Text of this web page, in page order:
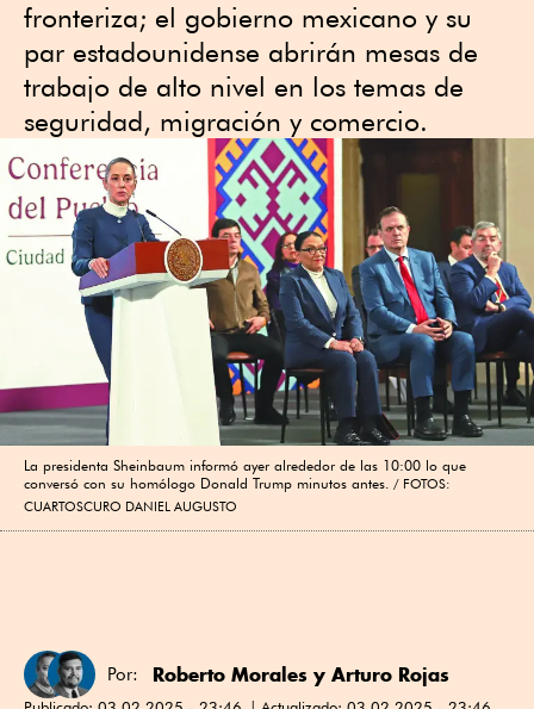
fronteriza; el gobierno mexicano y su
par estadounidense abrirán mesas de
trabajo de alto nivel en los temas de
seguridad, migración y comercio.
La presidenta Sheinbaum informó ayer alrededor de las 10:00 lo que
conversó con su homólogo Donald Trump minutos antes.
FOTOS:
CUARTOSCURO DANIEL AUGUSTO
Por: Roberto Morales y Arturo Rojas